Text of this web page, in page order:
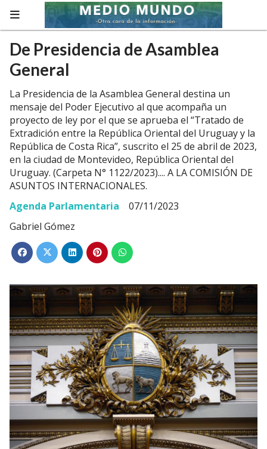
De Presidencia de Asamblea
General
La Presidencia de la Asamblea General destina un
mensaje del Poder Ejecutivo al que acompaña un
proyecto de ley por el que se aprueba el “Tratado de
Extradición entre la República Oriental del Uruguay y la
República de Costa Rica”, suscrito el 25 de abril de 2023,
en la ciudad de Montevideo, República Oriental del
Uruguay. (Carpeta N° 1122/2023).... A LA COMISIÓN DE
ASUNTOS INTERNACIONALES.
Agenda Parlamentaria
07/11/2023
Gabriel Gómez